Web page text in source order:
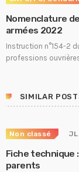
Nomenclature
armées 2022
Instruction n°154-2
professions
SIMILAR
Non classé
Fiche technique
parents